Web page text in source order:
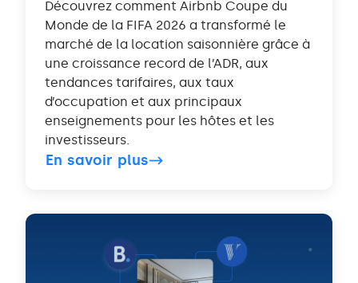
Découvrez comment Airbnb Coupe du
Monde de la FIFA 2026 a transformé le
marché de la location saisonnière grâce à
une croissance record de l’ADR, aux
tendances tarifaires, aux taux
d’occupation et aux principaux
enseignements pour les hôtes et les
investisseurs.
En savoir plus